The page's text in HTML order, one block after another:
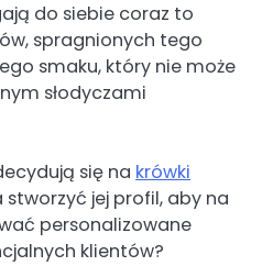
do siebie coraz to
spragnionych tego
smaku, który nie może
słodyczami
się na krówki
stworzyć jej profil, aby na
personalizowane
klientów?